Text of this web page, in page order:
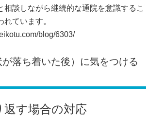
相談しながら継続的な通院を意識するこ
れています。
blog/6303/
落ち着いた後）に気をつける
す場合の対応